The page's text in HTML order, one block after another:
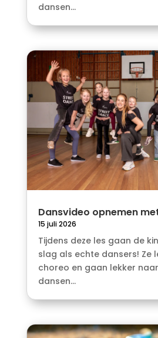
dansen...
Dansvideo opnemen
15 juli 2026
Tijdens deze les gaan de
slag als echte dansers! Ze
choreo en gaan lekker
dansen...